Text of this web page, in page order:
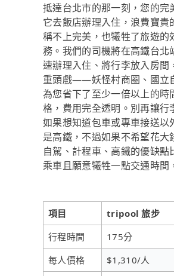
抵達台北市的那一刻，您的
它去飯店辦理入住，浪費寶
稱不上完美，也犧牲了旅遊
務。我們的司機將在高鐵台
速辦理入住、將行李放入房
重頭戲——妖怪村商圈、國立
為您省下了至少一倍以上的
格，費用完全透明。別再讓
如果想知道包車或專車接送
是高鐵，不過如果不希望花
自駕、計程車、高鐵的優缺
乘車且願意犧牲一點交通時
項目 tripool 旅步
行程時間
175分
每人價格
$1,310/人